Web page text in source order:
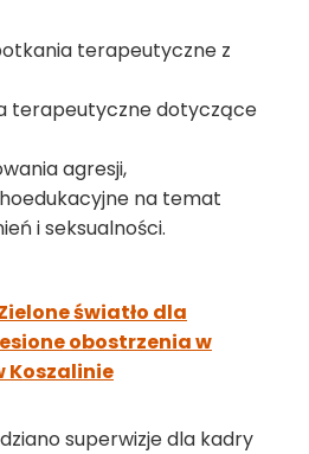
terapeutyczne z
terapeutyczne dotyczące
agresji,
na temat
i seksualności.
światło dla
obostrzenia w
Koszalinie
superwizje dla kadry